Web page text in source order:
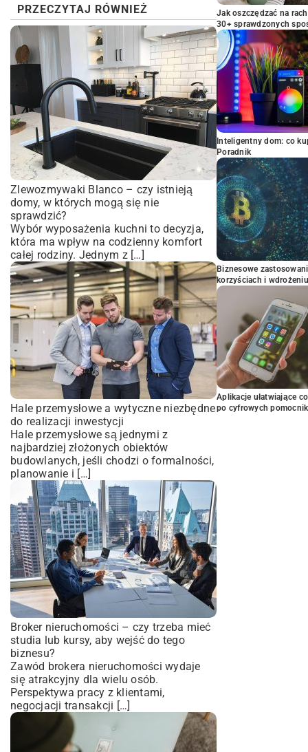
PRZECZYTAJ RÓWNIEŻ
Zlewozmywaki Blanco – czy istnieją
domy, w których mogą się nie
sprawdzić?
Wybór wyposażenia kuchni to decyzja,
która ma wpływ na codzienny komfort
całej rodziny. Jednym z […]
Hale przemysłowe a wytyczne niezbędne
do realizacji inwestycji
Hale przemysłowe są jednymi z
najbardziej złożonych obiektów
budowlanych, jeśli chodzi o formalności,
planowanie i […]
Broker nieruchomości – czy trzeba mieć
studia lub kursy, aby wejść do tego
biznesu?
Zawód brokera nieruchomości wydaje
się atrakcyjny dla wielu osób.
Perspektywa pracy z klientami,
negocjacji transakcji […]
Jak oszczędzać na
30+ sprawdzonych
Inteligentny dom: co
Poradnik
Biznesowe
korzyściach i wdrożeniu
Aplikacje ułatwiające
po cyfrowych